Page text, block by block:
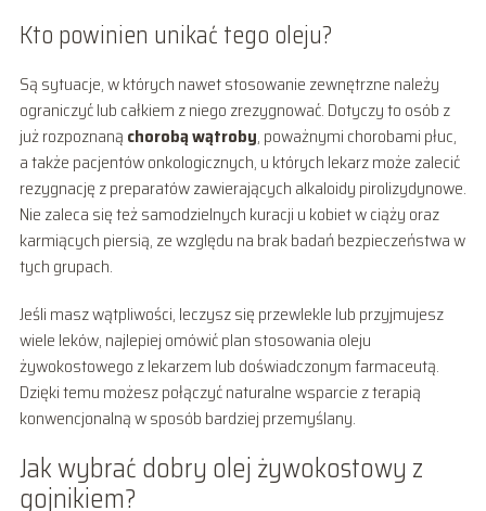
Kto powinien unikać tego oleju?
Są sytuacje, w których nawet stosowanie zewnętrzne należy
ograniczyć lub całkiem z niego zrezygnować. Dotyczy to osób z
już rozpoznaną chorobą wątroby, poważnymi chorobami płuc,
a także pacjentów onkologicznych, u których lekarz może zalecić
rezygnację z preparatów zawierających alkaloidy pirolizydynowe.
Nie zaleca się też samodzielnych kuracji u kobiet w ciąży oraz
karmiących piersią, ze względu na brak badań bezpieczeństwa w
tych grupach.
Jeśli masz wątpliwości, leczysz się przewlekle lub przyjmujesz
wiele leków, najlepiej omówić plan stosowania oleju
żywokostowego z lekarzem lub doświadczonym farmaceutą.
Dzięki temu możesz połączyć naturalne wsparcie z terapią
konwencjonalną w sposób bardziej przemyślany.
Jak wybrać dobry olej żywokostowy z
gojnikiem?